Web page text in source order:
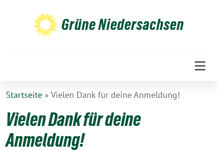
Grüne Niedersachsen
Startseite » Vielen Dank für deine Anmeldung!
Vielen Dank für deine
Anmeldung!